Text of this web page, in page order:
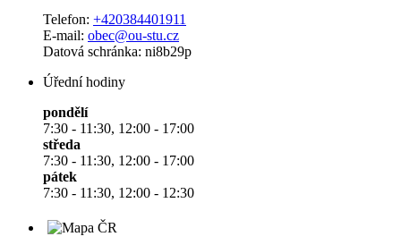
Telefon: +420384401911
E-mail: obec@ou-stu.cz
Datová schránka: ni8b29p
Úřední hodiny
pondělí
7:30 - 11:30, 12:00 - 17:00
středa
7:30 - 11:30, 12:00 - 17:00
pátek
7:30 - 11:30, 12:00 - 12:30